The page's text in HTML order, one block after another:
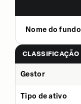
Nome do fundo
CLASSIFICAÇÃO
Gestor
Tipo de ativo